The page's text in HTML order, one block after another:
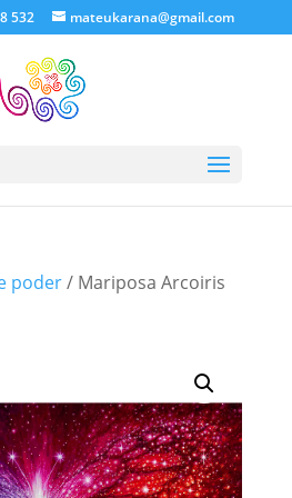
532 mateukarana@gmail.com
poder/ Mariposa Arcoiris